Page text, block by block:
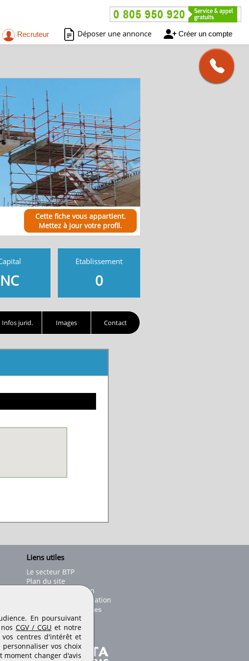
Recruteur Déposer une annonce Créer un compte
Cette fiche vous appartient.
Mettez à jour votre profil.
NC
Etablissement
0
Infos jurid. Images Contact
Liens utiles
Le secteur BTP
Plan du site
Conseils d'utilisation
Conditions de publication
Paramètres des cookies
En poursuivant
CGV / CGU et notre
vos centres d'intérêt et
vos choix
moment changer d'avis